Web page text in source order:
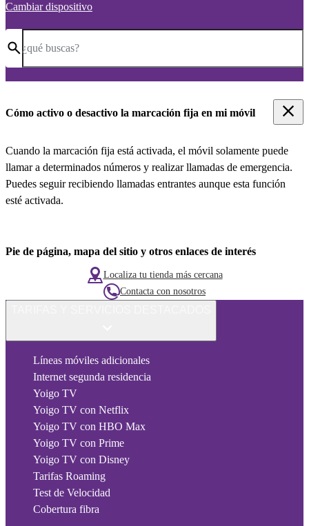
Cambiar dispositivo
¿qué buscas?
Cómo activo o desactivo la marcación fija en mi móvil
Cuando la marcación fija está activada, el móvil solamente puede
llamar a determinados números y realizar llamadas de emergencia.
Puedes seguir recibiendo llamadas entrantes aunque esta función
esté activada.
Pie de página, mapa del sitio y otros enlaces de interés
Localiza tu tienda más cercana
Contacta con nosotros
Líneas móviles adicionales
Internet segunda residencia
Yoigo TV
Yoigo TV con Netflix
Yoigo TV con HBO Max
Yoigo TV con Prime
Yoigo TV con Disney
Tarifas Roaming
Test de Velocidad
Cobertura fibra